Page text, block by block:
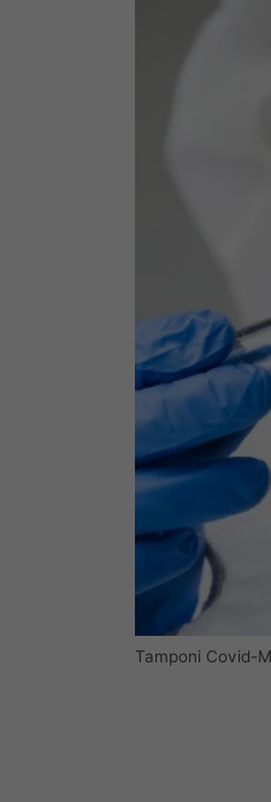
Tamponi Covid-